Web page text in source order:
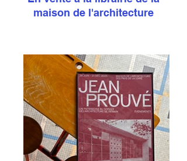
maison de l'architecture